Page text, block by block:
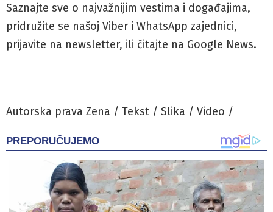
Saznajte sve o najvažnijim vestima i događajima,
pridružite se našoj Viber i WhatsApp zajednici,
prijavite na newsletter, ili čitajte na Google News.
Autorska prava Zena / Tekst / Slika / Video /